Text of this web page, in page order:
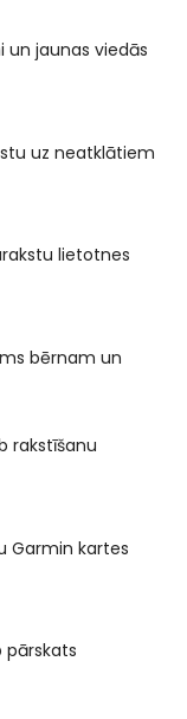
un jaunas viedās
uz neatklātiem
lietotnes
bērnam un
rakstīšanu
Garmin kartes
pārskats